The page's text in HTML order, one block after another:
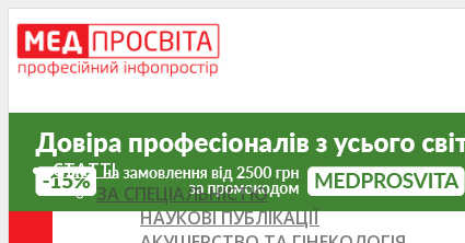
СТАТТІ
ЗА СПЕЦІАЛЬНІСТЮ
НАУКОВІ ПУБЛІКАЦІЇ